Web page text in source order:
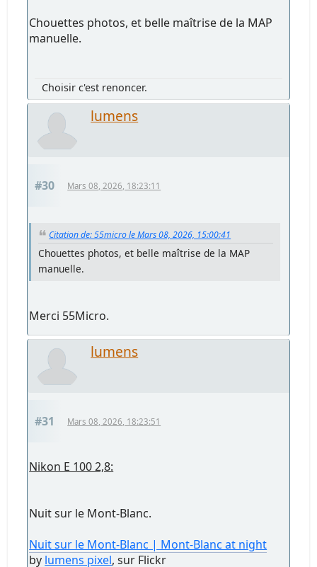
Chouettes photos, et belle maîtrise de la MAP
manuelle.
Choisir c'est renoncer.
lumens
#30 Mars 08, 2026, 18:23:11
Citation de: 55micro le Mars 08, 2026, 15:00:41
Chouettes photos, et belle maîtrise de la MAP
manuelle.
Merci 55Micro.
lumens
#31 Mars 08, 2026, 18:23:51
Nikon E 100 2,8:
Nuit sur le Mont-Blanc.
Nuit sur le Mont-Blanc | Mont-Blanc at night
by lumens pixel, sur Flickr